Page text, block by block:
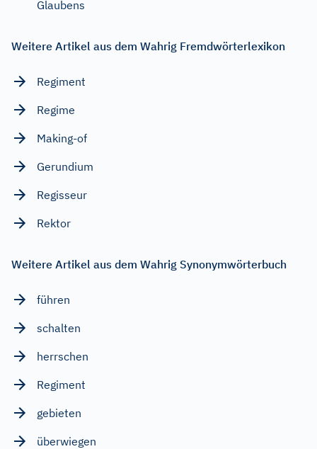
Glaubens
Weitere Artikel aus dem Wahrig Fremdwörterlexikon
Regiment
Regime
Making-of
Gerundium
Regisseur
Rektor
Weitere Artikel aus dem Wahrig Synonymwörterbuch
führen
schalten
herrschen
Regiment
gebieten
überwiegen